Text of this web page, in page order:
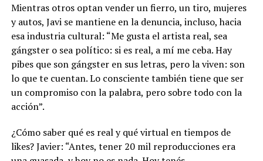
Mientras otros optan vender un fierro, un tiro, mujeres
y autos, Javi se mantiene en la denuncia, incluso, hacia
esa industria cultural: “Me gusta el artista real, sea
gángster o sea político: si es real, a mí me ceba. Hay
pibes que son gángster en sus letras, pero la viven: son
lo que te cuentan. Lo consciente también tiene que ser
un compromiso con la palabra, pero sobre todo con la
acción”.
¿Cómo saber qué es real y qué virtual en tiempos de
likes? Javier: “Antes, tener 20 mil reproducciones era